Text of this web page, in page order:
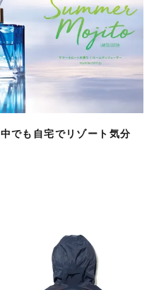
でも自宅でリゾート気分